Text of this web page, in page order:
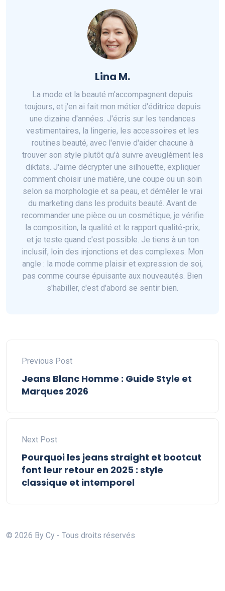
Lina M.
La mode et la beauté m'accompagnent depuis
toujours, et j'en ai fait mon métier d'éditrice depuis
une dizaine d'années. J'écris sur les tendances
vestimentaires, la lingerie, les accessoires et les
routines beauté, avec l'envie d'aider chacune à
trouver son style plutôt qu'à suivre aveuglément les
diktats. J'aime décrypter une silhouette, expliquer
comment choisir une matière, une coupe ou un soin
selon sa morphologie et sa peau, et démêler le vrai
du marketing dans les produits beauté. Avant de
recommander une pièce ou un cosmétique, je vérifie
la composition, la qualité et le rapport qualité-prix,
et je teste quand c'est possible. Je tiens à un ton
inclusif, loin des injonctions et des complexes. Mon
angle : la mode comme plaisir et expression de soi,
pas comme course épuisante aux nouveautés. Bien
s'habiller, c'est d'abord se sentir bien.
Previous Post
Jeans Blanc Homme : Guide Style et
Marques 2026
Next Post
Pourquoi les jeans straight et bootcut
font leur retour en 2025 : style
classique et intemporel
© 2026 By Cy - Tous droits réservés